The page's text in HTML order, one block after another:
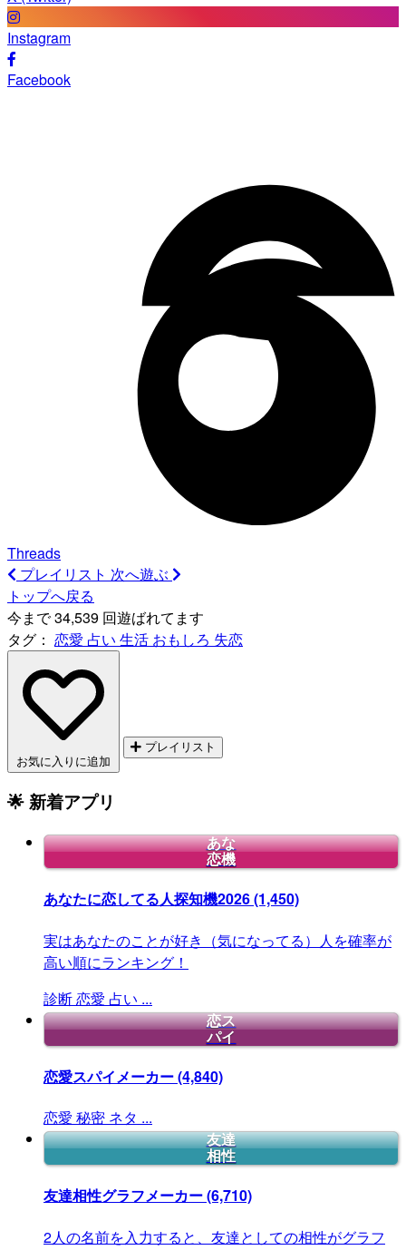
Instagram
Facebook
Threads
プレイリスト 次へ遊ぶ
トップへ戻る
今まで 34,539 回遊ばれてます
タグ： 恋愛 占い 生活 おもしろ 失恋
お気に入りに追加
プレイリスト
🌟 新着アプリ
あな
恋機
あなたに恋してる人探知機2026(1,450)
実はあなたのことが好き（気になってる）人を確率が
高い順にランキング！
診断恋愛 占い ...
恋ス
パイ
恋愛スパイメーカー(4,840)
恋愛 秘密 ネタ ...
友達
相性
友達相性グラフメーカー(6,710)
2人の名前を入力すると、友達としての相性がグラフ